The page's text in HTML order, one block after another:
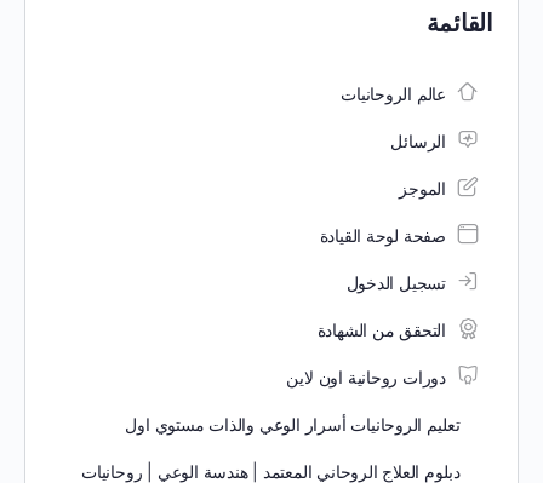
القائمة
عالم الروحانيات
الرسائل
الموجز
صفحة لوحة القيادة
تسجيل الدخول
التحقق من الشهادة
دورات روحانية اون لاين
تعليم الروحانيات أسرار الوعي والذات مستوي اول
دبلوم العلاج الروحاني المعتمد | هندسة الوعي | روحانيات